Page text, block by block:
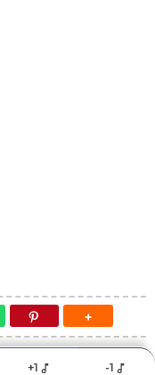
+1 -1